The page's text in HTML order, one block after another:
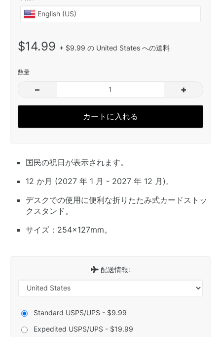
$14.99 + $9.99 の United States への送料
数量
– +
カートに入れる
国民の祝日が表示されます。
12 か月 (2027 年 1 月 - 2027 年 12 月)。
デスクでの使用に便利な折りたたみ式カードストッ
クスタンド。
サイズ：254×127mm。
配送情報:
Standard USPS/UPS - $9.99
Expedited USPS/UPS - $19.99